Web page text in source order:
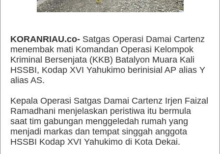
KORANRIAU.co- Satgas Operasi Damai Cartenz
menembak mati Komandan Operasi Kelompok
Kriminal Bersenjata (KKB) Batalyon Muara Kali
HSSBI, Kodap XVI Yahukimo berinisial AP alias Y
alias AS.
Kepala Operasi Satgas Damai Cartenz Irjen Faizal
Ramadhani menjelaskan peristiwa itu bermula
saat tim gabungan menggeledah rumah yang
menjadi markas dan tempat singgah anggota
HSSBI Kodap XVI Yahukimo di Kota Dekai.